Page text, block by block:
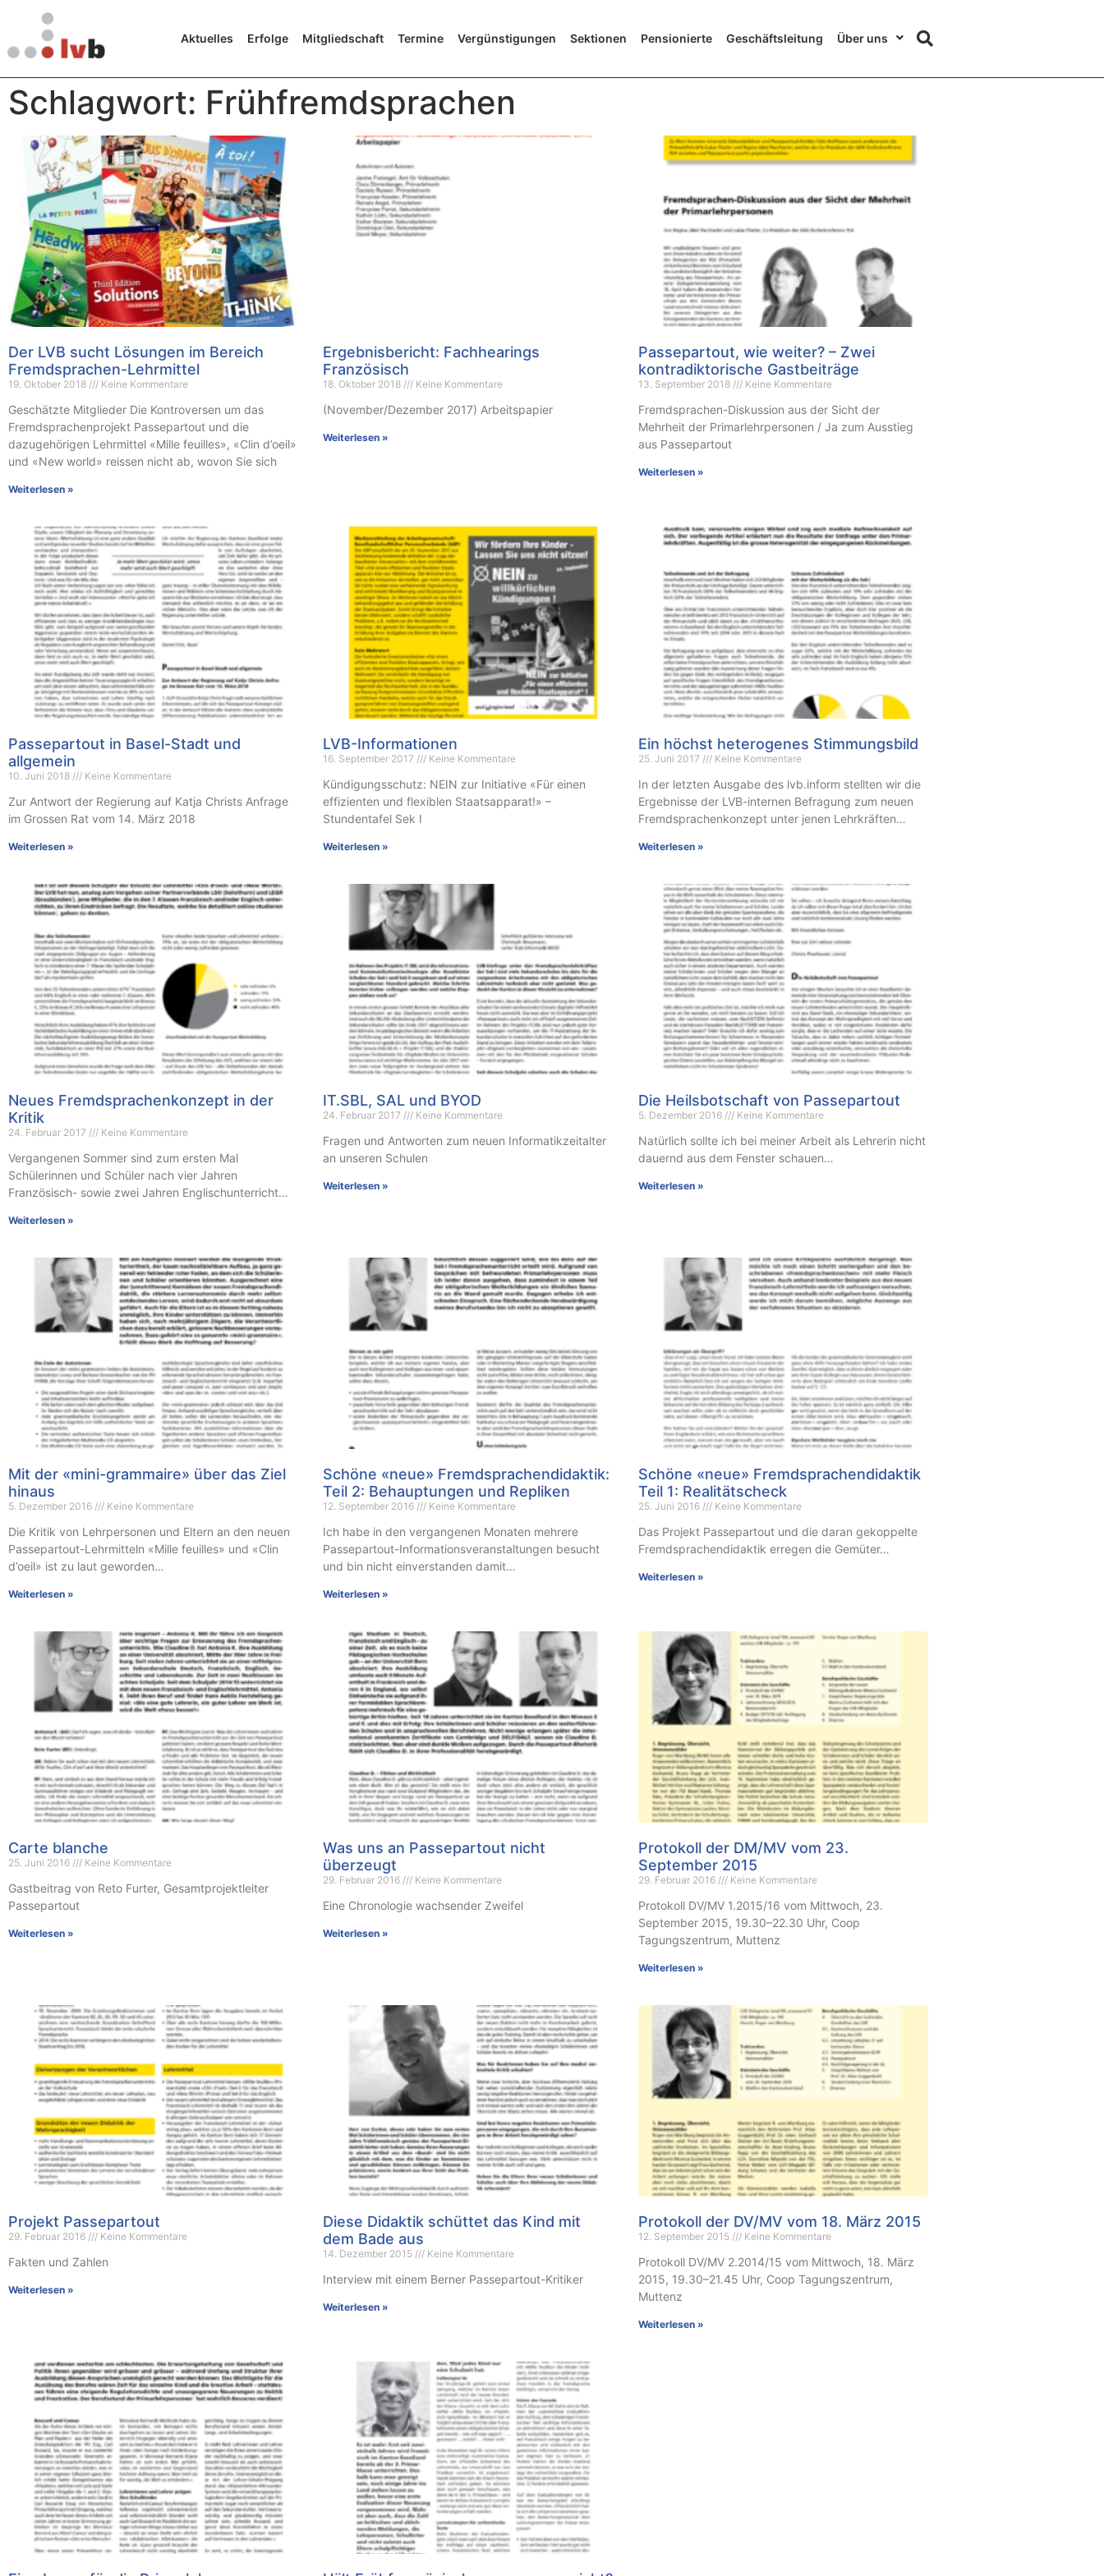
Aktuelles Erfolge Mitgliedschaft Termine Vergünstigungen Sektionen Pensionierte Geschäftsleitung Über uns
Schlagwort: Frühfremdsprachen
Der LVB sucht Lösungen im Bereich
Fremdsprachen-Lehrmittel
19. Oktober 2018 Keine Kommentare
Geschätzte Mitglieder Die Kontroversen um das
Fremdsprachenprojekt Passepartout und die
dazugehörigen Lehrmittel «Mille feuilles», «Clin d’oeil»
und «New world» reissen nicht ab, wovon Sie sich
Weiterlesen »
Ergebnisbericht: Fachhearings
Französisch
18. Oktober 2018 Keine Kommentare
(November/Dezember 2017) Arbeitspapier
Weiterlesen »
Passepartout, wie weiter? – Zwei
kontradiktorische Gastbeiträge
13. September 2018 Keine Kommentare
Fremdsprachen-Diskussion aus der Sicht der
Mehrheit der Primarlehrpersonen / Ja zum Ausstieg
aus Passepartout
Weiterlesen »
Passepartout in Basel-Stadt und
allgemein
10. Juni 2018 Keine Kommentare
Zur Antwort der Regierung auf Katja Christs Anfrage
im Grossen Rat vom 14. März 2018
Weiterlesen »
LVB-Informationen
16. September 2017 Keine Kommentare
Kündigungsschutz: NEIN zur Initiative «Für einen
effizienten und flexiblen Staatsapparat!» –
Stundentafel Sek I
Weiterlesen »
Ein höchst heterogenes Stimmungsbild
25. Juni 2017 Keine Kommentare
In der letzten Ausgabe des lvb.inform stellten wir die
Ergebnisse der LVB-internen Befragung zum neuen
Fremdsprachenkonzept unter jenen Lehrkräften…
Weiterlesen »
Neues Fremdsprachenkonzept in der
Kritik
24. Februar 2017 Keine Kommentare
Vergangenen Sommer sind zum ersten Mal
Schülerinnen und Schüler nach vier Jahren
Französisch- sowie zwei Jahren Englischunterricht…
Weiterlesen »
IT.SBL, SAL und BYOD
24. Februar 2017 Keine Kommentare
Fragen und Antworten zum neuen Informatikzeitalter
an unseren Schulen
Weiterlesen »
Die Heilsbotschaft von Passepartout
5. Dezember 2016 Keine Kommentare
Natürlich sollte ich bei meiner Arbeit als Lehrerin nicht
dauernd aus dem Fenster schauen…
Weiterlesen »
Mit der «mini-grammaire» über das Ziel
hinaus
5. Dezember 2016 Keine Kommentare
Die Kritik von Lehrpersonen und Eltern an den neuen
Passepartout-Lehrmitteln «Mille feuilles» und «Clin
d’oeil» ist zu laut geworden…
Weiterlesen »
Schöne «neue» Fremdsprachendidaktik:
Teil 2: Behauptungen und Repliken
12. September 2016 Keine Kommentare
Ich habe in den vergangenen Monaten mehrere
Passepartout-Informationsveranstaltungen besucht
und bin nicht einverstanden damit…
Weiterlesen »
Schöne «neue» Fremdsprachendidaktik
Teil 1: Realitätscheck
25. Juni 2016 Keine Kommentare
Das Projekt Passepartout und die daran gekoppelte
Fremdsprachendidaktik erregen die Gemüter…
Weiterlesen »
Carte blanche
25. Juni 2016 Keine Kommentare
Gastbeitrag von Reto Furter, Gesamtprojektleiter
Passepartout
Weiterlesen »
Was uns an Passepartout nicht
überzeugt
29. Februar 2016 Keine Kommentare
Eine Chronologie wachsender Zweifel
Weiterlesen »
Protokoll der DM/MV vom 23.
September 2015
29. Februar 2016 Keine Kommentare
Protokoll DV/MV 1.2015/16 vom Mittwoch, 23.
September 2015, 19.30–22.30 Uhr, Coop
Tagungszentrum, Muttenz
Weiterlesen »
Projekt Passepartout
29. Februar 2016 Keine Kommentare
Fakten und Zahlen
Weiterlesen »
Diese Didaktik schüttet das Kind mit
dem Bade aus
14. Dezember 2015 Keine Kommentare
Interview mit einem Berner Passepartout-Kritiker
Weiterlesen »
Protokoll der DV/MV vom 18. März 2015
12. September 2015 Keine Kommentare
Protokoll DV/MV 2.2014/15 vom Mittwoch, 18. März
2015, 19.30–21.45 Uhr, Coop Tagungszentrum,
Muttenz
Weiterlesen »